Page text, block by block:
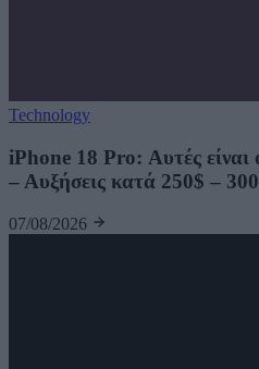
Technology
iPhone 18 Pro: Αυτές είναι
– Αυξήσεις κατά 250$ –
07/08/2026